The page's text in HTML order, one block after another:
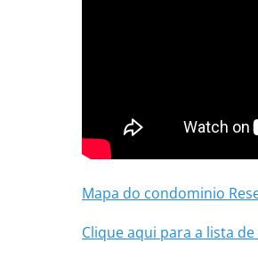
Mapa do condominio
Clique aqui para a lista